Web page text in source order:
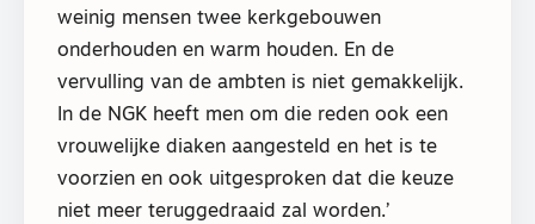
weinig mensen twee kerkgebouwen
onderhouden en warm houden. En de
vervulling van de ambten is niet gemakkelijk.
In de NGK heeft men om die reden ook een
vrouwelijke diaken aangesteld en het is te
voorzien en ook uitgesproken dat die keuze
niet meer teruggedraaid zal worden.’